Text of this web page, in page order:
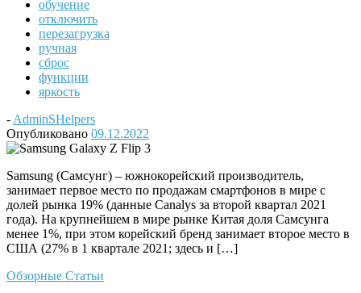
обучение
отключить
перезагрузка
ручная
сброс
функции
яркость
- AdminSHelpers
Опубликовано 09.12.2022
Samsung (Самсунг) – южнокорейский производитель,
занимает первое место по продажам смартфонов в мире с
долей рынка 19% (данные Canalys за второй квартал 2021
года). На крупнейшем в мире рынке Китая доля Самсунга
менее 1%, при этом корейский бренд занимает второе место в
США (27% в 1 квартале 2021; здесь и […]
Обзорные Статьи